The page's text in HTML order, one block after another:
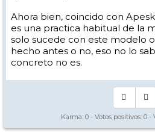
Ahora bien, coincido con
es una practica habitual de la
solo sucede con este modelo
hecho antes o no, eso no lo
concreto no es.
Karma: 0 - Votos positivos: 0 -